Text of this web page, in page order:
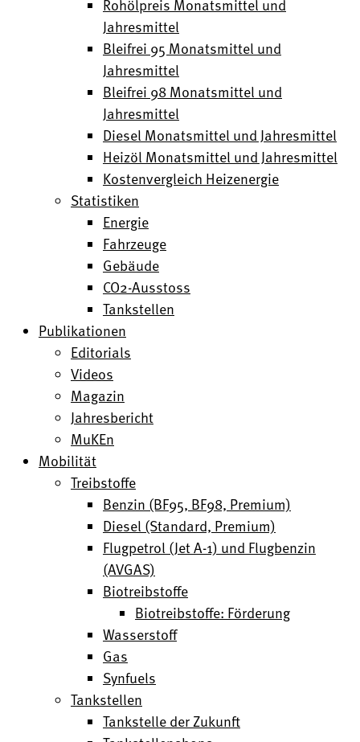
Rohölpreis Monatsmittel und
Jahresmittel
Bleifrei 95 Monatsmittel und
Jahresmittel
Bleifrei 98 Monatsmittel und
Jahresmittel
Diesel Monatsmittel und Jahresmittel
Heizöl Monatsmittel und Jahresmittel
Kostenvergleich Heizenergie
Statistiken
Energie
Fahrzeuge
Gebäude
CO2-Ausstoss
Tankstellen
Publikationen
Editorials
Videos
Magazin
Jahresbericht
MuKEn
Mobilität
Treibstoffe
Benzin (BF95, BF98, Premium)
Diesel (Standard, Premium)
Flugpetrol (Jet A-1) und Flugbenzin
(AVGAS)
Biotreibstoffe
Biotreibstoffe: Förderung
Wasserstoff
Gas
Synfuels
Tankstellen
Tankstelle der Zukunft